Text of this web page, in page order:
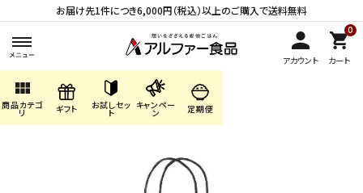
お届け先1件につき6,000円（税込）以上のご購入で送料無料
アカウント
0
カート
view_module
商品カテゴ
リ ギフト お試しセッ
ト
キャンペー
ン 定期便
search